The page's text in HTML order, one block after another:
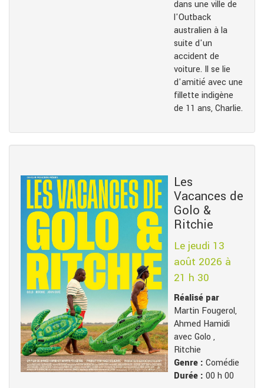
dans une ville de
l'Outback
australien à la
suite d'un
accident de
voiture. Il se lie
d'amitié avec une
fillette indigène
de 11 ans, Charlie.
Les
Vacances de
Golo &
Ritchie
Le jeudi 13
août 2026 à
21 h 30
Réalisé par
Martin Fougerol,
Ahmed Hamidi
avec Golo ,
Ritchie
Genre : Comédie
Durée : 00 h 00